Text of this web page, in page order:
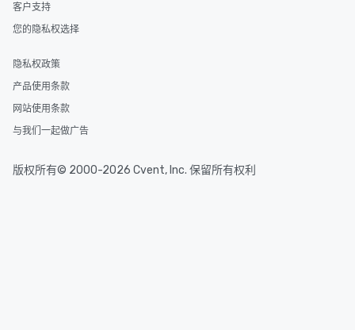
客户支持
您的隐私权选择
隐私权政策
产品使用条款
网站使用条款
与我们一起做广告
版权所有© 2000-2026 Cvent, Inc. 保留所有权利